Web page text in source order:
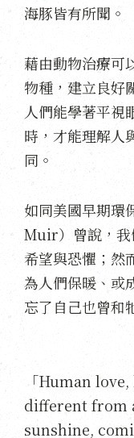
海豚皆有所聞。
藉由動物治療可
物種，建立良好
人們能學著平視
時，才能理解人
同。
如同美國早期環
Muir）曾說，我
希望與恐懼；然
為人們保暖、或
忘了自己也曾和
「Human
different from
sunshine,